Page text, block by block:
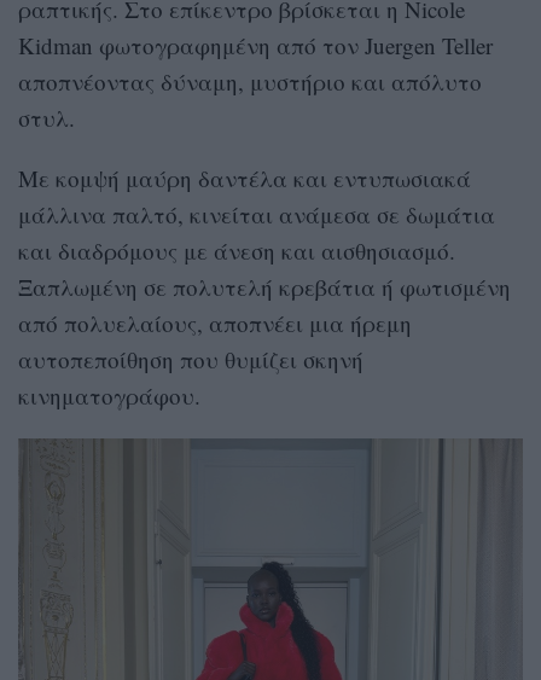
ραπτικής. Στο επίκεντρο βρίσκεται η Nicole
Kidman φωτογραφημένη από τον Juergen Teller
αποπνέοντας δύναμη, μυστήριο και απόλυτο
στυλ.
Με κομψή μαύρη δαντέλα και εντυπωσιακά
μάλλινα παλτό, κινείται ανάμεσα σε δωμάτια
και διαδρόμους με άνεση και αισθησιασμό.
Ξαπλωμένη σε πολυτελή κρεβάτια ή φωτισμένη
από πολυελαίους, αποπνέει μια ήρεμη
αυτοπεποίθηση που θυμίζει σκηνή
κινηματογράφου.